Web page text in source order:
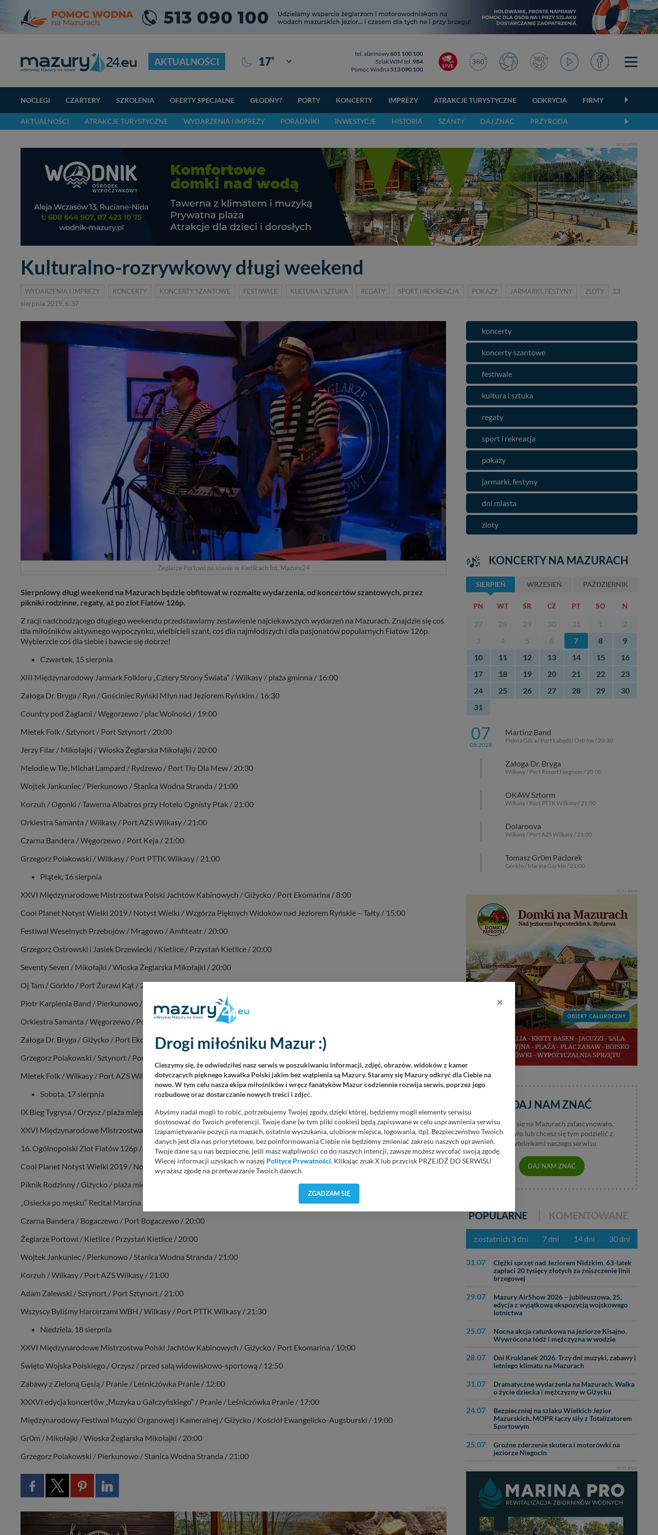
AKTUALNOŚCI 17° Giżycko
tel. alarmowy601 100 100
Szlak WJM tel. 984
Pomoc Wodna 513 090 100
NOCLEGI CZARTERY SZKOLENIA OFERTY SPECJALNE GŁODNY? PORTY KONCERTY IMPREZY ATRAKCJE TURYSTYCZNE ODKRYCIA FIRMY
AKTUALNOŚCI ATRAKCJE TURYSTYCZNE WYDARZENIA I IMPREZY PORADNIKI INWESTYCJE HISTORIA SZANTY DAJ ZNAĆ PRZYRODA
REKLAMA
Kulturalno-rozrywkowy długi weekend
WYDARZENIA I IMPREZY KONCERTY KONCERTY SZANTOWE FESTIWALE KULTURA I SZTUKA REGATY SPORT I REKREACJA POKAZY JARMARKI, FESTYNY ZLOTY
13
sierpnia 2019, 6:37
Żeglarze Portowi na scenie w Kietlicach fot. Mazury24
Sierpniowy długi weekend na Mazurach będzie obfitował w rozmaite wydarzenia, od koncertów szantowych, przez
pikniki rodzinne, regaty, aż po zlot Fiatów 126p.
Z racji nadchodzącego długiego weekendu przedstawiamy zestawienie najciekawszych wydarzeń na Mazurach. Znajdzie się coś
dla miłośników aktywnego wypoczynku, wielbicieli szant, coś dla najmłodszych i dla pasjonatów popularnych Fiatów 126p.
Wybierzcie coś dla siebie i bawcie się dobrze!
Czwartek, 15 sierpnia
XIII Międzynarodowy Jarmark Folkloru „Cztery Strony Świata” / Wilkasy / plaża gminna / 16:00
Załoga Dr. Bryga / Ryn / Gościniec Ryński Młyn nad Jeziorem Ryńskim / 16:30
Country pod Żaglami / Węgorzewo / plac Wolności / 19:00
Mietek Folk / Sztynort / Port Sztynort / 20:00
Jerzy Filar / Mikołajki / Wioska Żeglarska Mikołajki / 20:00
Melodie w Tle. Michał Lampard / Rydzewo / Port Tło Dla Mew / 20:30
Wojtek Jankuniec / Pierkunowo / Stanica Wodna Stranda / 21:00
Korzuh / Ogonki / Tawerna Albatros przy Hotelu Ognisty Ptak / 21:00
Orkiestra Samanta / Wilkasy / Port AZS Wilkasy / 21:00
Czarna Bandera / Węgorzewo / Port Keja / 21:00
Grzegorz Polakowski / Wilkasy / Port PTTK Wilkasy / 21:00
Piątek, 16 sierpnia
XXVI Międzynarodowe Mistrzostwa Polski Jachtów Kabinowych / Giżycko / Port Ekomarina / 8:00
Cool Planet Notyst Wielki 2019 / Notyst Wielki / Wzgórza Pięknych Widoków nad Jeziorem Ryńskie – Tałty / 15:00
Festiwal Weselnych Przebojów / Mrągowo / Amfiteatr / 20:00
Grzegorz Ostrowski i Jasiek Drzewiecki / Kietlice / Przystań Kietlice / 20:00
Seventy Seven / Mikołajki / Wioska Żeglarska Mikołajki / 20:00
Oj Tam / Górkło / Port Żurawi Kąt / 20:00
Piotr Karpienia Band / Pierkunowo / Stanica Wodna Stranda / 21:00
Orkiestra Samanta / Węgorzewo / Port Keja / 21:00
Załoga Dr. Bryga / Giżycko / Port Ekomarina / 21:00
Grzegorz Polakowski / Sztynort / Port Sztynort / 21:00
Mietek Folk / Wilkasy / Port AZS Wilkasy / 21:00
Sobota, 17 sierpnia
IX Bieg Tygrysa / Orzysz / plaża miejska / 7:45
XXVI Międzynarodowe Mistrzostwa Polski Jachtów Kabinowych / Giżycko / Port Ekomarina / 10:00
16. Ogólnopolski Zlot Fiatów 126p / Giżycko / Ekomarina / 11:45
Cool Planet Notyst Wielki 2019 / Notyst Wielki / Wzgórza Pięknych Widoków nad Jeziorem Ryńskie – Tałty / 12:00
Piknik Rodzinny / Giżycko / plaża miejska / 14:00
„Osiecka po męsku” Recital Marcina Januszkiewicza / Pranie / Leśniczówka Pranie / 18:00
Czarna Bandera / Bogaczewo / Port Bogaczewo / 20:00
Żeglarze Portowi / Kietlice / Przystań Kietlice / 20:00
Wojtek Jankuniec / Pierkunowo / Stanica Wodna Stranda / 21:00
Korzuh / Wilkasy / Port AZS Wilkasy / 21:00
Adam Zalewski / Sztynort / Port Sztynort / 21:00
Wszyscy Byliśmy Harcerzami WBH / Wilkasy / Port PTTK Wilkasy / 21:30
Niedziela, 18 sierpnia
XXVI Międzynarodowe Mistrzostwa Polski Jachtów Kabinowych / Giżycko / Port Ekomarina / 10:00
Święto Wojska Polskiego / Orzysz / przed salą widowiskowo-sportową / 12:50
Zabawy z Zieloną Gęsią / Pranie / Leśniczówka Pranie / 12:00
XXXVI edycja koncertów „Muzyka u Gałczyńskiego” / Pranie / Leśniczówka Pranie / 17:00
Międzynarodowy Festiwal Muzyki Organowej i Kameralnej / Giżycko / Kościół Ewangelicko-Augsburski / 19:00
Gr0m / Mikołajki / Wioska Żeglarska Mikołajki / 20:00
Grzegorz Polakowski / Pierkunowo / Stanica Wodna Stranda / 21:00
REKLAMA
koncerty
koncerty szantowe
festiwale
kultura i sztuka
regaty
sport i rekreacja
pokazy
jarmarki, festyny
dni miasta
zloty
KONCERTY NA MAZURACH
SIERPIEŃ WRZESIEŃ PAŹDZIERNIK
PN WT ŚR CZ PT SO N
27 28 29 30 31 1
2
3
4 5 6 7 8
9
10
11 12 13 14 15
16
17
18 19 20 21 22
23
24
25 26 27 28 29
30
31
07
08.2026
Martinz Band
Piękna Góra / Port Łabędzi Ostrów / 20:30
Załoga Dr. Bryga
Wilkasy / Port Resort Niegocin / 20:00
OKAW Sztorm
Wilkasy / Port PTTK Wilkasy / 21:00
Dolaroova
Wilkasy / Port AZS Wilkasy / 21:00
Tomasz Gr0m Paciorek
Górkło / Marina Górkło / 21:00
REKLAMA
DAJ NAM ZNAĆ
Jeśli coś się na Mazurach zafascynowało,
wzburzyło lub chcesz się tym podzielić z
czytelnikami naszego serwisu
DAJ NAM ZNAĆ
POPULARNE KOMENTOWANE
z ostatnich 3 dni 7 dni 14 dni 30 dni
31.07
Ciężki sprzęt nad Jeziorem Nidzkim. 63-latek
zapłaci 20 tysięcy złotych za zniszczenie linii
brzegowej
29.07
Mazury AirShow 2026 – jubileuszowa, 25.
edycja z wyjątkową ekspozycją wojskowego
lotnictwa
25.07
Nocna akcja ratunkowa na jeziorze Kisajno.
Wywrócona łódź i mężczyzna w wodzie
28.07
Dni Kruklanek 2026. Trzy dni muzyki, zabawy i
letniego klimatu na Mazurach
31.07
Dramatyczne wydarzenia na Mazurach. Walka
o życie dziecka i mężczyzny w Giżycku
24.07
Bezpieczniej na szlaku Wielkich Jezior
Mazurskich. MOPR łączy siły z Totalizatorem
Sportowym
25.07
Groźne zderzenie skutera i motorówki na
jeziorze Niegocin
REKLAMA
×
Drogi miłośniku Mazur :)
Cieszymy się, że odwiedziłeś nasz serwis w poszukiwaniu informacji, zdjęć, obrazów, widoków z kamer
dotyczących pięknego kawałka Polski jakim bez wątpienia są Mazury. Staramy się Mazury odkryć dla Ciebie na
nowo. W tym celu nasza ekipa miłośników i wręcz fanatyków Mazur codziennie rozwija serwis, poprzez jego
rozbudowę oraz dostarczanie nowych treści i zdjęć.
Abyśmy nadal mogli to robić, potrzebujemy Twojej zgody, dzięki której, będziemy mogli elementy serwisu
dostosować do Twoich preferencji. Twoje dane (w tym pliki cookies) będą zapisywane w celu usprawnienia serwisu
(zapamiętywanie pozycji na mapach, ostatnie wyszukania, ulubione miejsca, logowania, itp). Bezpieczeństwo Twoich
danych jest dla nas priorytetowe, bez poinformowania Ciebie nie będziemy zmieniać zakresu naszych uprawnień.
Twoje dane są u nas bezpieczne, jeśli masz wątpliwości co do naszych intencji, zawsze możesz wycofać swoją zgodę.
Więcej informacji uzyskach w naszej Polityce Prywatności. Klikając znak X lub przycisk PRZEJDŹ DO SERWISU
wyrażasz zgodę na przetwarzanie Twoich danych.
Wyjątkiem jest sytuacja, gdy przekazanie Twoich danych jest elementem usługi (przekazanie danych z formularza
zasadach i funkcjonalności serwisu w
Administratorem Twoich danych jest: Agencja Reklamowa Kreacja Monika Borkowska, z siedzibą ul. Wiejska 17,
11-500 Giżycko. Możesz z nami skontaktować się za pośrednictwem tej
W każdej chwili możesz: zażądać dostępu do swoich danych, zażądać ich poprawienia lub usunięcia, zabronić ich
przetwarzania. Pamiętaj jednak, że nie zawsze jest możliwe techniczne zrealizowanie Twoich praw w odniesieniu do
przypadkach nie możemy tego zrobić za Ciebie.
Dziękujemy, i życzmy miłego odkrywania Mazur na nowo...
ZGADZAM SIĘ